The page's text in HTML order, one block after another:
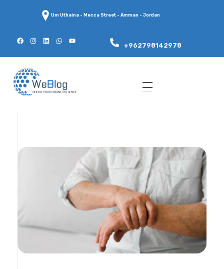
Um Uthaina - Mecca Street - Amman - Jordan
+962798142978